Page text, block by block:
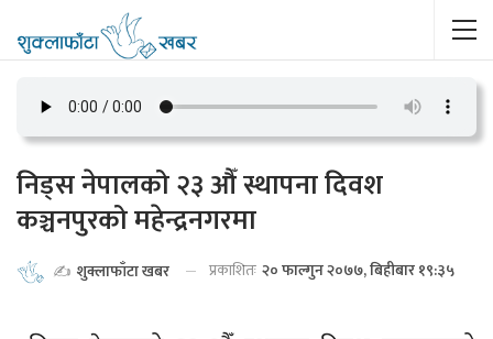
निड्स नेपालको २३ औँ स्थापना दिवश
कञ्चनपुरको महेन्द्रनगरमा
✍️ शुक्लाफाँटा खबर प्रकाशितः २० फाल्गुन २०७७, बिहीबार १९:३५